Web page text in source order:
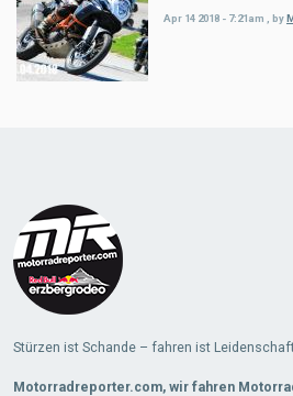
Apr 14 2018 - 7:21am , by
Stürzen ist Schande – fahren ist
Motorradreporter.com, wir fahren